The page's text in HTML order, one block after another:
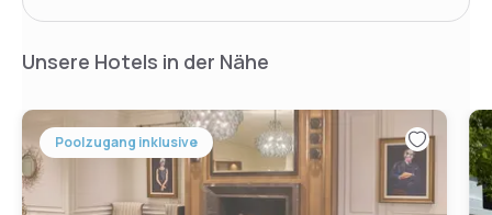
Unsere Hotels in der Nähe
Poolzugang inklusive